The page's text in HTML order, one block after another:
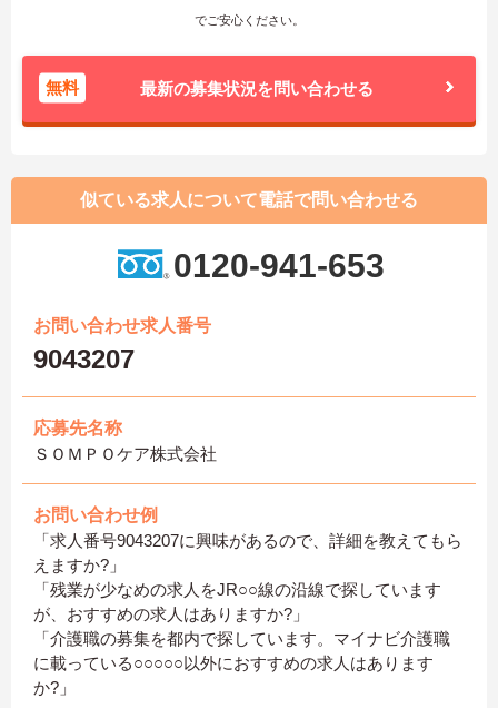
でご安心ください。
無料 最新の募集状況を問い合わせる
似ている求人について電話で問い合わせる
0120-941-653
お問い合わせ求人番号
9043207
応募先名称
ＳＯＭＰＯケア株式会社
お問い合わせ例
「求人番号9043207に興味があるので、詳細を教えてもら
えますか?」
「残業が少なめの求人をJR○○線の沿線で探しています
が、おすすめの求人はありますか?」
「介護職の募集を都内で探しています。マイナビ介護職
に載っている○○○○○以外におすすめの求人はあります
か?」